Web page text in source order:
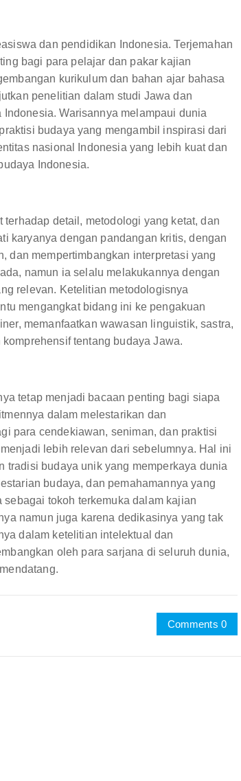
dan pendidikan Indonesia. Terjemahan
bagi para pelajar dan pakar kajian
kurikulum dan bahan ajar bahasa
penelitian dalam studi Jawa dan
Warisannya melampaui dunia
budaya yang mengambil inspirasi dari
nasional Indonesia yang lebih kuat dan
Indonesia.
detail, metodologi yang ketat, dan
karyanya dengan pandangan kritis, dengan
dan mempertimbangkan interpretasi yang
namun ia selalu melakukannya dengan
relevan. Ketelitian metodologisnya
mengangkat bidang ini ke pengakuan
memanfaatkan wawasan linguistik, sastra,
tentang budaya Jawa.
tetap menjadi bacaan penting bagi siapa
dalam melestarikan dan
para cendekiawan, seniman, dan praktisi
lebih relevan dari sebelumnya. Hal ini
tradisi budaya unik yang memperkaya dunia
budaya, dan pemahamannya yang
tokoh terkemuka dalam kajian
namun juga karena dedikasinya yang tak
dalam ketelitian intelektual dan
oleh para sarjana di seluruh dunia,
Comments 0